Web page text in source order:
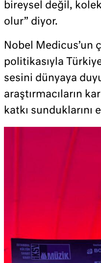
bireysel değil,
olur” diyor.
Nobel Medicus’un
politikasıyla
sesini dünyaya
araştırmacıların
katkı sunduklarını